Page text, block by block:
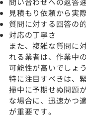
見積もり依頼から実
質問に対する回答の
対応の丁寧さ
また、複雑な質問に
れる業者は、作業中
可能性が高いでしょう
特に注目すべきは、
掃中に予期せぬ問題
な場合に、迅速かつ
が重要です。